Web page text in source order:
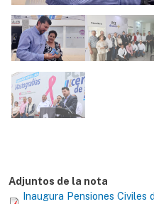
Adjuntos de la nota
Inaugura Pensiones Civiles